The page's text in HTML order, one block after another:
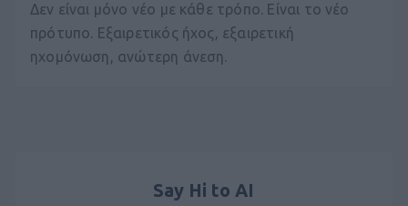
Δεν είναι μόνο νέο με κάθε τρόπο. Είναι το νέο
πρότυπο. Εξαιρετικός ήχος, εξαιρετική
ηχομόνωση, ανώτερη άνεση.
Say Hi to AI